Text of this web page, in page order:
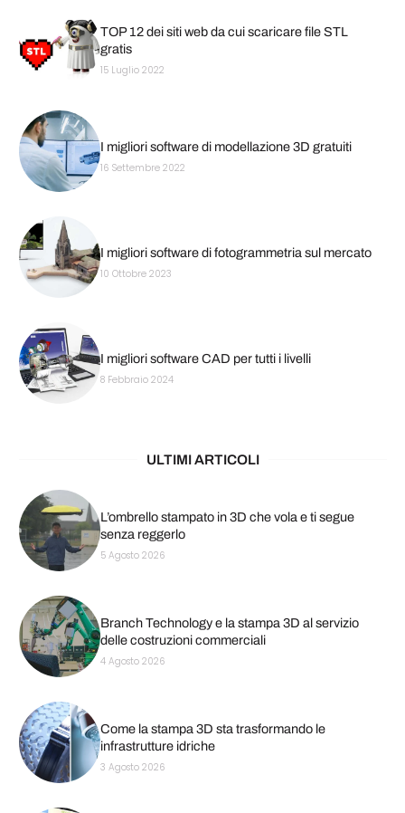
TOP 12 dei siti web da cui scaricare file STL
gratis
15 Luglio 2022
I migliori software di modellazione 3D gratuiti
16 Settembre 2022
I migliori software di fotogrammetria sul mercato
10 Ottobre 2023
I migliori software CAD per tutti i livelli
8 Febbraio 2024
ULTIMI ARTICOLI
L’ombrello stampato in 3D che vola e ti segue
senza reggerlo
5 Agosto 2026
Branch Technology e la stampa 3D al servizio
delle costruzioni commerciali
4 Agosto 2026
Come la stampa 3D sta trasformando le
infrastrutture idriche
3 Agosto 2026